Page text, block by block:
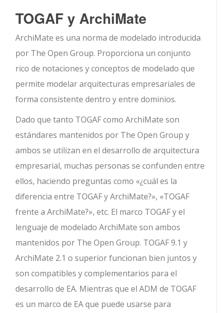
TOGAF y ArchiMate
ArchiMate es una norma de modelado introducida
por The Open Group. Proporciona un conjunto
rico de notaciones y conceptos de modelado que
permite modelar arquitecturas empresariales de
forma consistente dentro y entre dominios.
Dado que tanto TOGAF como ArchiMate son
estándares mantenidos por The Open Group y
ambos se utilizan en el desarrollo de arquitectura
empresarial, muchas personas se confunden entre
ellos, haciendo preguntas como «¿cuál es la
diferencia entre TOGAF y ArchiMate?», «TOGAF
frente a ArchiMate?», etc. El marco TOGAF y el
lenguaje de modelado ArchiMate son ambos
mantenidos por The Open Group. TOGAF 9.1 y
ArchiMate 2.1 o superior funcionan bien juntos y
son compatibles y complementarios para el
desarrollo de EA. Mientras que el ADM de TOGAF
es un marco de EA que puede usarse para